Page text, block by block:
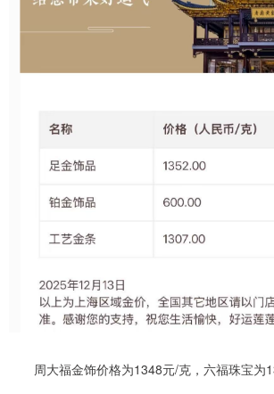
周大福金饰价格为1348元/克，六福珠宝为